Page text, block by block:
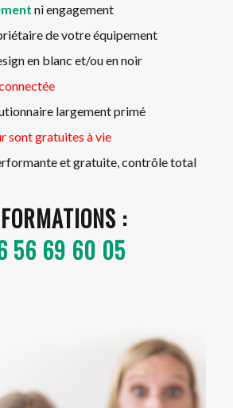
ni engagement
de votre équipement
en blanc et/ou en noir
largement primé
sont gratuites à vie
et gratuite, contrôle total
:
56 69 60 05